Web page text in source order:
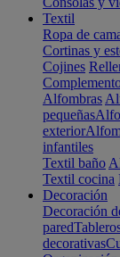
Textil
Ropa de
Cortinas y
Cojines
Alfombras
pequeñas
exterior
infantiles
Textil baño
Textil cocina
Decoración
Decoración
pared
decorativas